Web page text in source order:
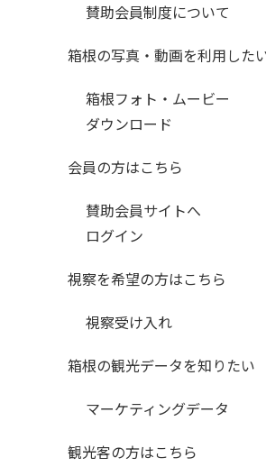
賛助会員制度について
箱根の写真・動画を利用した
箱根フォト・ムービー
ダウンロード
会員の方はこちら
賛助会員サイトへ
ログイン
視察を希望の方はこちら
視察受け入れ
箱根の観光データを知りたい
マーケティングデータ
観光客の方はこちら